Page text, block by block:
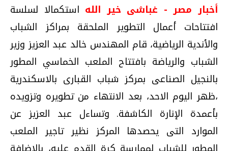
أخبار مصر - غباشى خير الله استكمالا لسلسة
افتتاحات أعمال التطوير الملحقة بمراكز الشباب
والأندية الرياضية، قام المهندس خالد عبد العزيز وزير
الشباب والرياضة بافتتاح الملعب الخماسي المطور
بالنجيل الصناعى بمركز شباب القبارى بالاسكندرية
،ظهر اليوم الاحد، بعد الانتهاء من تطويره وتزويده
بأعمدة الإنارة الكاشفة. وتساءل عبد العزيز عن
الموارد التى يحصدها المركز نظير تاجير الملعب